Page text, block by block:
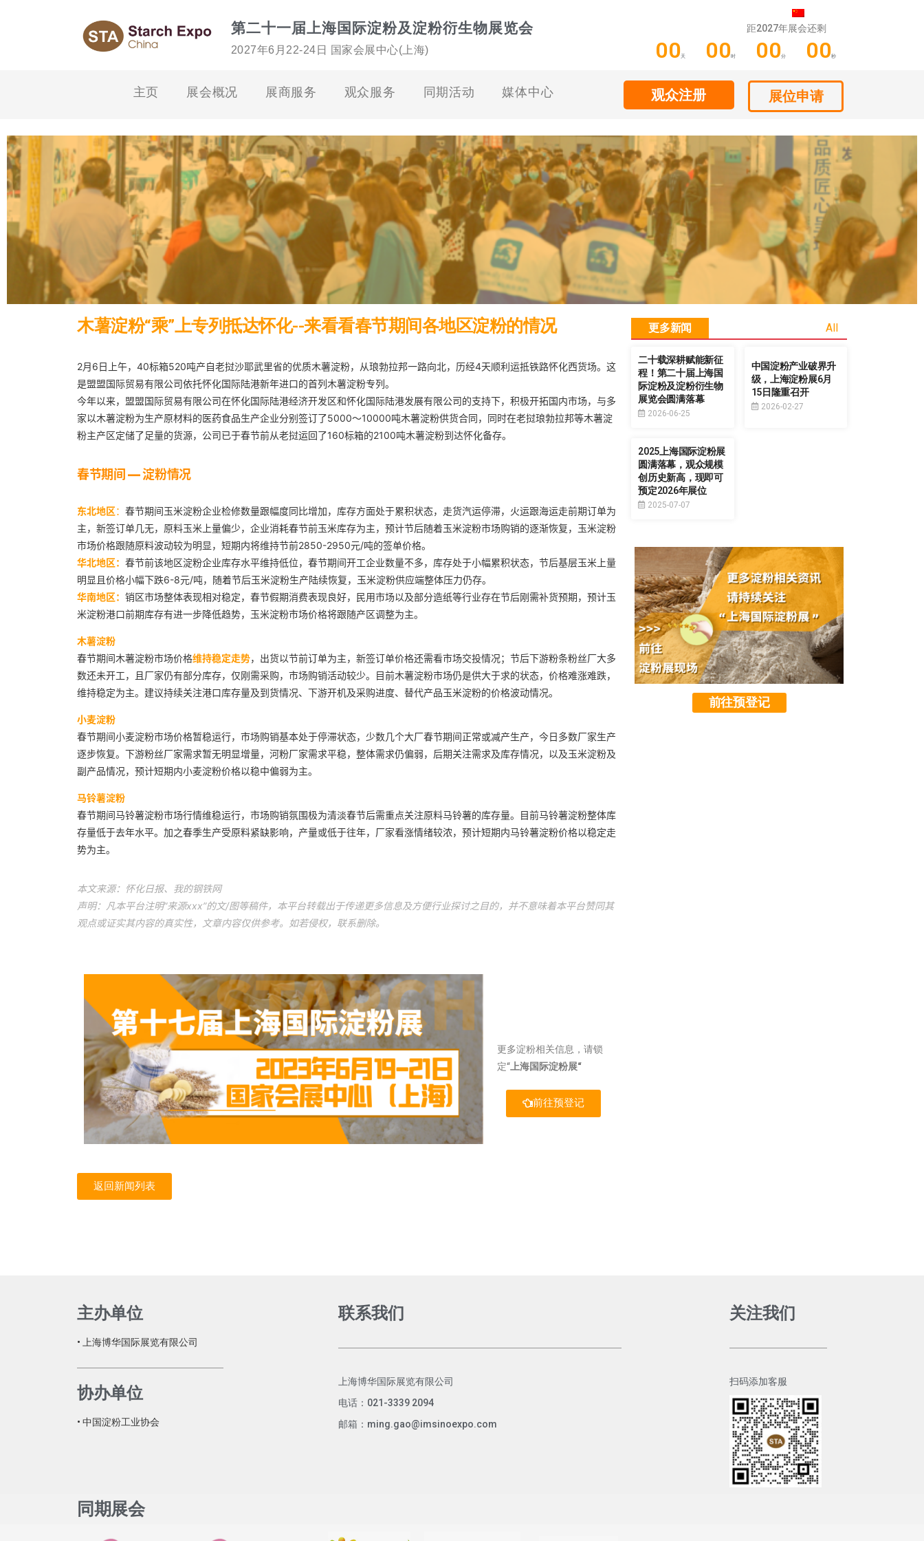
第二十一届上海国际淀粉及淀粉衍生物展览会
2027年6月22-24日 国家会展中心(上海)
距2027年展会还剩
00天 00时 00分 00秒
主页 展会概况 展商服务 观众服务 同期活动 媒体中心 观众注册 展位申请
木薯淀粉“乘”上专列抵达怀化--来看看春节期间各地区淀粉的情况
2月6日上午，40标箱520吨产自老挝沙耶武里省的优质木薯淀粉，从琅勃拉邦一路向北，历经4天顺利运抵铁路怀化西货场。这
是盟盟国际贸易有限公司依托怀化国际陆港新年进口的首列木薯淀粉专列。
今年以来，盟盟国际贸易有限公司在怀化国际陆港经济开发区和怀化国际陆港发展有限公司的支持下，积极开拓国内市场，与多
家以木薯淀粉为生产原材料的医药食品生产企业分别签订了5000～10000吨木薯淀粉供货合同，同时在老挝琅勃拉邦等木薯淀
粉主产区定储了足量的货源，公司已于春节前从老挝运回了160标箱的2100吨木薯淀粉到达怀化备存。
春节期间 — 淀粉情况
东北地区： 春节期间玉米淀粉企业检修数量跟幅度同比增加，库存方面处于累积状态，走货汽运停滞，火运跟海运走前期订单为
主，新签订单几无，原料玉米上量偏少，企业消耗春节前玉米库存为主，预计节后随着玉米淀粉市场购销的逐渐恢复，玉米淀粉
市场价格跟随原料波动较为明显，短期内将维持节前2850-2950元/吨的签单价格。
华北地区： 春节前该地区淀粉企业库存水平维持低位，春节期间开工企业数量不多，库存处于小幅累积状态，节后基层玉米上量
明显且价格小幅下跌6-8元/吨，随着节后玉米淀粉生产陆续恢复，玉米淀粉供应端整体压力仍存。
华南地区： 销区市场整体表现相对稳定，春节假期消费表现良好，民用市场以及部分造纸等行业存在节后刚需补货预期，预计玉
米淀粉港口前期库存有进一步降低趋势，玉米淀粉市场价格将跟随产区调整为主。
木薯淀粉
春节期间木薯淀粉市场价格维持稳定走势，出货以节前订单为主，新签订单价格还需看市场交投情况；节后下游粉条粉丝厂大多
数还未开工，且厂家仍有部分库存，仅刚需采购，市场购销活动较少。目前木薯淀粉市场仍是供大于求的状态，价格难涨难跌，
维持稳定为主。建议持续关注港口库存量及到货情况、下游开机及采购进度、替代产品玉米淀粉的价格波动情况。
小麦淀粉
春节期间小麦淀粉市场价格暂稳运行，市场购销基本处于停滞状态，少数几个大厂春节期间正常或减产生产，今日多数厂家生产
逐步恢复。下游粉丝厂家需求暂无明显增量，河粉厂家需求平稳，整体需求仍偏弱，后期关注需求及库存情况，以及玉米淀粉及
副产品情况，预计短期内小麦淀粉价格以稳中偏弱为主。
马铃薯淀粉
春节期间马铃薯淀粉市场行情维稳运行，市场购销氛围极为清淡春节后需重点关注原料马铃薯的库存量。目前马铃薯淀粉整体库
存量低于去年水平。加之春季生产受原料紧缺影响，产量或低于往年，厂家看涨情绪较浓，预计短期内马铃薯淀粉价格以稳定走
势为主。
本文来源：怀化日报、我的钢铁网
声明：凡本平台注明“来源xxx”的文/图等稿件，本平台转载出于传递更多信息及方便行业探讨之目的，并不意味着本平台赞同其
观点或证实其内容的真实性，文章内容仅供参考。如若侵权，联系删除。
更多淀粉相关信息，请锁
定“上海国际淀粉展“
前往预登记
返回新闻列表
更多新闻 All
二十载深耕赋能新征
程！第二十届上海国
际淀粉及淀粉衍生物
展览会圆满落幕
2026-06-25
中国淀粉产业破界升
级，上海淀粉展6月
15日隆重召开
2026-02-27
2025上海国际淀粉展
圆满落幕，观众规模
创历史新高，现即可
预定2026年展位
2025-07-07
前往预登记
主办单位
• 上海博华国际展览有限公司
协办单位
• 中国淀粉工业协会
联系我们
上海博华国际展览有限公司
电话：021-3339 2094
邮箱：ming.gao@imsinoexpo.com
关注我们
扫码添加客服
同期展会